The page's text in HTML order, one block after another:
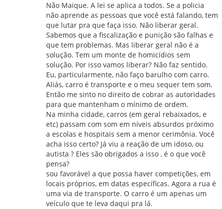
Não Maique. A lei se aplica a todos. Se a policia
não aprende as pessoas que você está falando, tem
que lutar pra que faça isso. Não liberar geral.
Sabemos que a fiscalização e punição são falhas e
que tem problemas. Mas liberar geral não é a
solução. Tem um monte de homicídios sem
solução. Por isso vamos liberar? Não faz sentido.
Eu, particularmente, não faço barulho com carro.
Aliás, carro é transporte e o meu sequer tem som.
Então me sinto no direito de cobrar as autoridades
para que mantenham o mínimo de ordem.
Na minha cidade, carros (em geral rebaixados, e
etc) passam com som em níveis absurdos próximo
a escolas e hospitais sem a menor cerimônia. Você
acha isso certo? Já viu a reação de um idoso, ou
autista ? Eles são obrigados a isso , é o que você
pensa?
sou favorável a que possa haver competições, em
locais próprios, em datas específicas. Agora a rua é
uma via de transporte. O carro é um apenas um
veículo que te leva daqui pra lá.